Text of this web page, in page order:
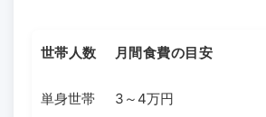
世帯人数 月間食費の目安
単身世帯 3～4万円